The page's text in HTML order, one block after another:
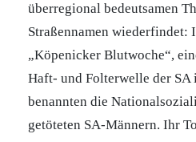
überregional bedeutsamen
Straßennamen wiederfindet:
„Köpenicker Blutwoche“,
Haft- und Folterwelle der SA
benannten die
getöteten SA-Männern. Ihr